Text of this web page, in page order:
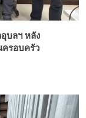
บลฯ หลัง
ครอบครัว